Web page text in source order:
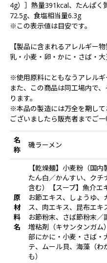
4g）］熱量391kcal、たんぱく
72.5g、食塩相当量6.3g
※この表示値は目安です。
【製品に含まれるアレルギー
乳・小麦・卵・かに・さば・
※使用原料にともなうアレルギ
また、この商品は同工場内で
ります。
※本品の製造には万全を期し
ございましたら販売者までご一
名
称
磯ラーメン
原
材
料
名
【乾燥麺】小麦粉（国
たん白／かんすい、クチ
含む）【スープ】魚介エ
お節エキス、しょうゆ
ス、肉エキス、昆布エキ
お節粉末、さば節粉末／
増粘剤（キサンタンガム
部にかに・小麦・さば・
テ、ムール貝、海藻（わ
も）